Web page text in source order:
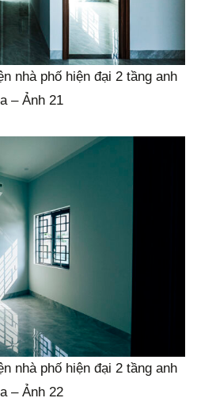
nhà phố hiện đại 2 tầng anh
– Ảnh 21
nhà phố hiện đại 2 tầng anh
– Ảnh 22